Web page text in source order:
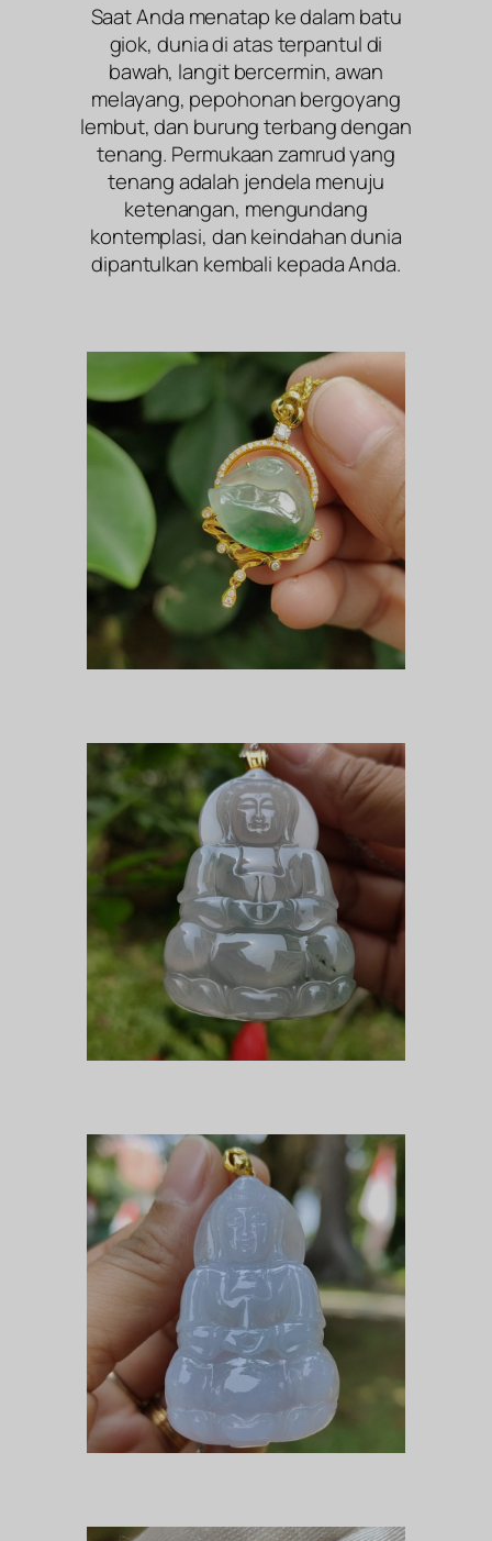
Saat Anda menatap ke dalam batu
giok, dunia di atas terpantul di
bawah, langit bercermin, awan
melayang, pepohonan bergoyang
lembut, dan burung terbang dengan
tenang. Permukaan zamrud yang
tenang adalah jendela menuju
ketenangan, mengundang
kontemplasi, dan keindahan dunia
dipantulkan kembali kepada Anda.